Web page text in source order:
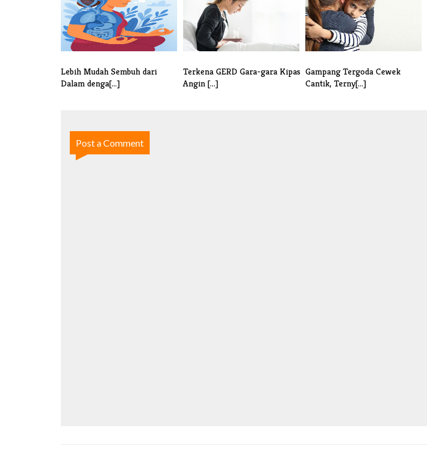
Lebih Mudah Sembuh dari
Dalam denga[...]
Terkena GERD Gara-gara Kipas
Angin [...]
Gampang Tergoda Cewek
Cantik, Terny[...]
Post a Comment